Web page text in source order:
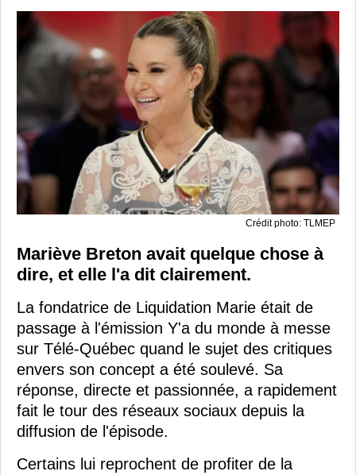
Crédit photo: TLMEP
Mariève Breton avait quelque chose à
dire, et elle l'a dit clairement.
La fondatrice de Liquidation Marie était de
passage à l'émission Y'a du monde à messe
sur Télé-Québec quand le sujet des critiques
envers son concept a été soulevé. Sa
réponse, directe et passionnée, a rapidement
fait le tour des réseaux sociaux depuis la
diffusion de l'épisode.
Certains lui reprochent de profiter de la